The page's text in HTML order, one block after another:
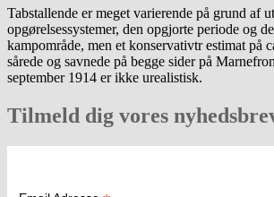
Tabstallende er meget varierende på grund af
opgørelsessystemer, den opgjorte periode og
kampområde, men et konservativtr estimat på
sårede og savnede på begge sider på
september 1914 er ikke urealistisk.
Tilmeld dig vores